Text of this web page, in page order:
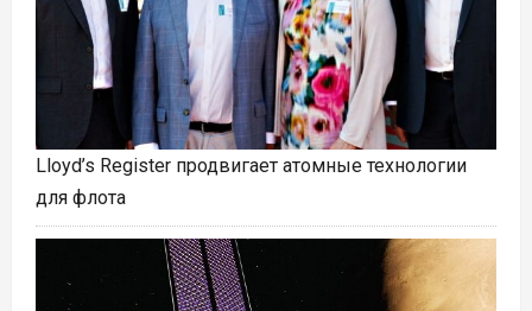
Lloyd’s Register продвигает атомные технологии
для флота